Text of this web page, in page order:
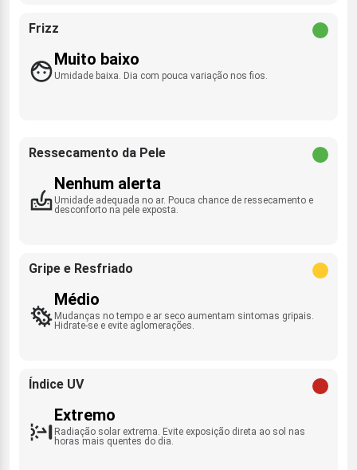
Frizz
Muito baixo
Umidade baixa. Dia com pouca variação nos fios.
Ressecamento da Pele
Nenhum alerta
Umidade adequada no ar. Pouca chance de ressecamento e
desconforto na pele exposta.
Gripe e Resfriado
Médio
Mudanças no tempo e ar seco aumentam sintomas gripais.
Hidrate-se e evite aglomerações.
Índice UV
Extremo
Radiação solar extrema. Evite exposição direta ao sol nas
horas mais quentes do dia.